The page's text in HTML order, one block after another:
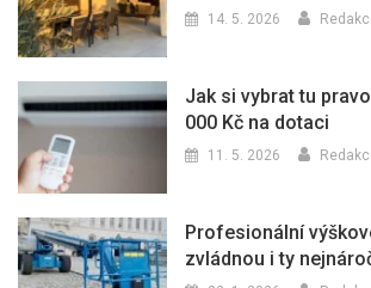
14. 5. 2026
Jak si vybrat tu
000 Kč na dotaci
11. 5. 2026
Profesionální
zvládnou i ty